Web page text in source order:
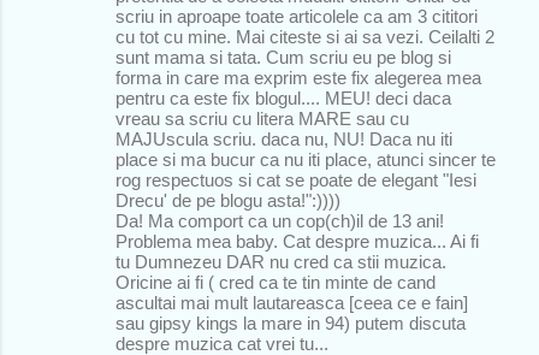
scriu in aproape toate articolele ca am 3 cititori
cu tot cu mine. Mai citeste si ai sa vezi. Ceilalti 2
sunt mama si tata. Cum scriu eu pe blog si
forma in care ma exprim este fix alegerea mea
pentru ca este fix blogul.... MEU! deci daca
vreau sa scriu cu litera MARE sau cu
MAJUscula scriu. daca nu, NU! Daca nu iti
place si ma bucur ca nu iti place, atunci sincer te
rog respectuos si cat se poate de elegant "Iesi
Drecu' de pe blogu asta!":))))
Da! Ma comport ca un cop(ch)il de 13 ani!
Problema mea baby. Cat despre muzica... Ai fi
tu Dumnezeu DAR nu cred ca stii muzica.
Oricine ai fi ( cred ca te tin minte de cand
ascultai mai mult lautareasca [ceea ce e fain]
sau gipsy kings la mare in 94) putem discuta
despre muzica cat vrei tu...